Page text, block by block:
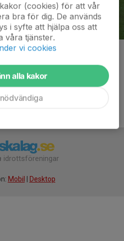
idrottsföreningar
Mobil Desktop
(cookies) för att vår
bra för dig. De används
i syfte att hjälpa oss att
våra tjänster.
vi cookies
alla kakor